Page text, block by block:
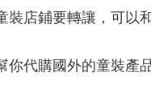
店鋪要轉讓，可以
代購國外的童裝產品